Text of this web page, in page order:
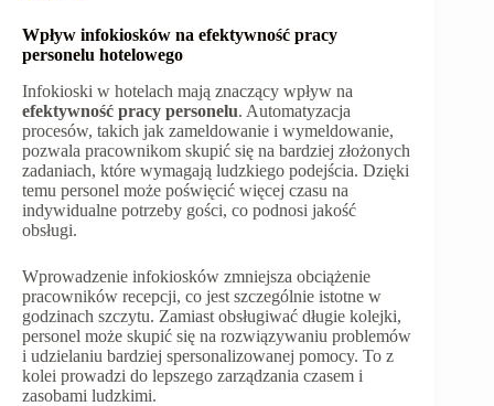
Wpływ infokiosków na efektywność pracy
personelu hotelowego
Infokioski w hotelach mają znaczący wpływ na
efektywność pracy personelu. Automatyzacja
procesów, takich jak zameldowanie i wymeldowanie,
pozwala pracownikom skupić się na bardziej złożonych
zadaniach, które wymagają ludzkiego podejścia. Dzięki
temu personel może poświęcić więcej czasu na
indywidualne potrzeby gości, co podnosi jakość
obsługi.
Wprowadzenie infokiosków zmniejsza obciążenie
pracowników recepcji, co jest szczególnie istotne w
godzinach szczytu. Zamiast obsługiwać długie kolejki,
personel może skupić się na rozwiązywaniu problemów
i udzielaniu bardziej spersonalizowanej pomocy. To z
kolei prowadzi do lepszego zarządzania czasem i
zasobami ludzkimi.